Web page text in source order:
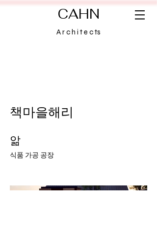
CAHN
A r c h i t e c ts
책마을해리
앎
식품 가공 공장